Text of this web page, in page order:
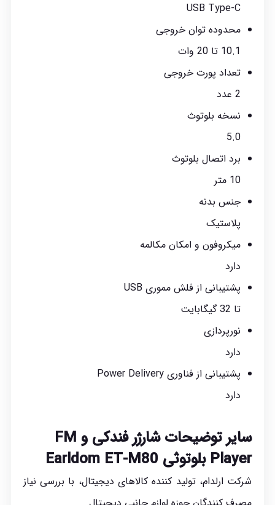
USB Type-C
محدوده توان خروجی
10.1 تا 20 وات
تعداد پورت خروجی
2 عدد
نسخه بلوتوث
5.0
برد اتصال بلوتوث
10 متر
جنس بدنه
پلاستیک
میکروفون و امکان مکالمه
دارد
پشتیبانی از فلش مموری USB
تا 32 گیگابایت
نورپردازی
دارد
پشتیبانی از فناوری Power Delivery
دارد
سایر توضیحات شارژر فندکی و FM
Player بلوتوثی Earldom ET-M80
شرکت ارلدام، تولید کننده کالاهای دیجیتال، با بررسی نیاز